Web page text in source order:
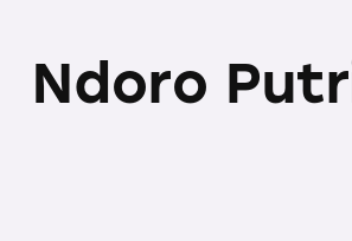
Hubungi
Ndoro